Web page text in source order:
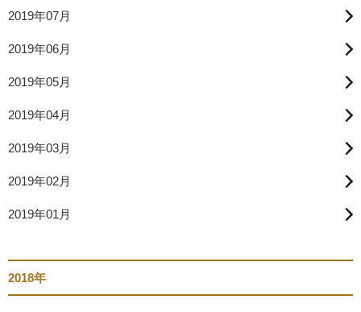
2019年07月
2019年06月
2019年05月
2019年04月
2019年03月
2019年02月
2019年01月
2018年